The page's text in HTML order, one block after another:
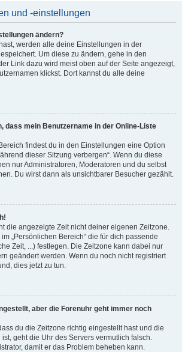
und -einstellungen
ändern?
werden alle deine Einstellungen in der
Um diese zu ändern, gehe in den
Link dazu wird meist oben auf der Seite angezeigt,
klickst. Dort kannst du alle deine
dass mein Benutzername in der Online-Liste
findest du in den Einstellungen eine Option
dieser Sitzung verbergen“. Wenn du diese
nur Administratoren, Moderatoren und du selbst
Du wirst dann als unsichtbarer Besucher gezählt.
die angezeigte Zeit nicht deiner eigenen Zeitzone.
„Persönlichen Bereich“ die für dich passende
Zeit, ...) festlegen. Die Zeitzone kann dabei nur
geändert werden. Wenn du noch nicht registriert
dies jetzt zu tun.
aber die Forenuhr geht immer noch
du die Zeitzone richtig eingestellt hast und die
geht die Uhr des Servers vermutlich falsch.
damit er das Problem beheben kann.